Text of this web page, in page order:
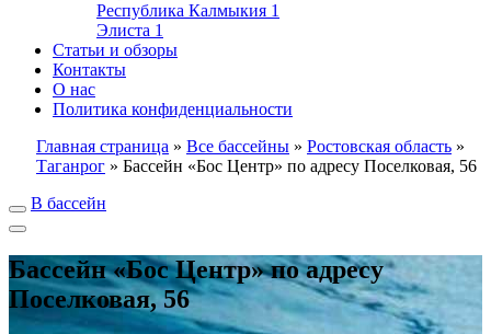
Республика Калмыкия 1
Элиста 1
Статьи и обзоры
Контакты
О нас
Политика конфиденциальности
Главная страница » Все бассейны » Ростовская область »
Таганрог » Бассейн «Бос Центр» по адресу Поселковая, 56
В бассейн
Бассейн «Бос Центр» по адресу
Поселковая, 56